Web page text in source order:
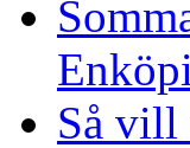
Så vill